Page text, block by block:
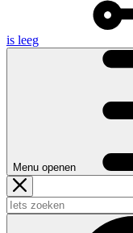
is leeg
Menu openen